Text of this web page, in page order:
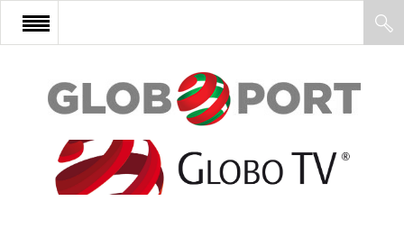
FŐOLDAL
AFRIKA